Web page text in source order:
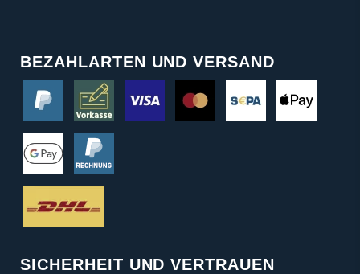
BEZAHLARTEN UND VERSAND
SICHERHEIT UND VERTRAUEN